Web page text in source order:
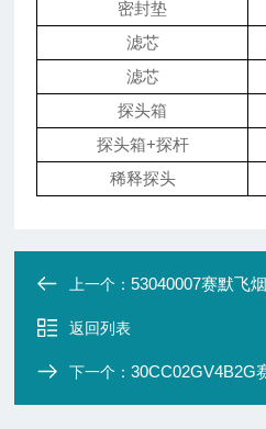
密封垫
滤芯
滤芯
探头箱
探头箱+探杆
稀释探头
上一个：53040007赛默飞
返回列表
下一个：30CC02GV4B2G赛默